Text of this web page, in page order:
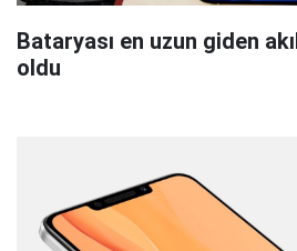
Bataryası en uzun giden
oldu